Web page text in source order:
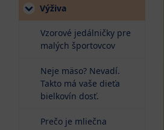
Výživa
Vzorové jedálničky pre
malých športovcov
Neje mäso? Nevadí.
Takto má vaše dieťa
bielkovín dosť.
Prečo je mliečna